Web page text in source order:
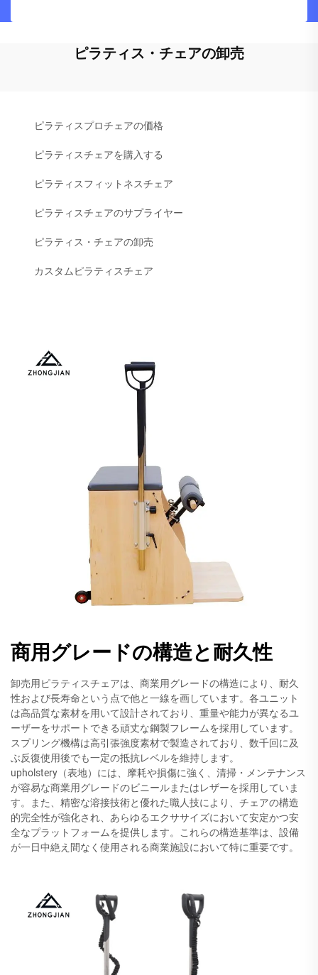
ピラティス・チェアの卸売
ピラティスプロチェアの価格
ピラティスチェアを購入する
ピラティスフィットネスチェア
ピラティスチェアのサプライヤー
ピラティス・チェアの卸売
カスタムピラティスチェア
商用グレードの構造と耐久性
卸売用ピラティスチェアは、商業用グレードの構造により、耐久
性および長寿命という点で他と一線を画しています。各ユニット
は高品質な素材を用いて設計されており、重量や能力が異なるユ
ーザーをサポートできる頑丈な鋼製フレームを採用しています。
スプリング機構は高引張強度素材で製造されており、数千回に及
ぶ反復使用後でも一定の抵抗レベルを維持します。
upholstery（表地）には、摩耗や損傷に強く、清掃・メンテナンス
が容易な商業用グレードのビニールまたはレザーを採用していま
す。また、精密な溶接技術と優れた職人技により、チェアの構造
的完全性が強化され、あらゆるエクササイズにおいて安定かつ安
全なプラットフォームを提供します。これらの構造基準は、設備
が一日中絶え間なく使用される商業施設において特に重要です。